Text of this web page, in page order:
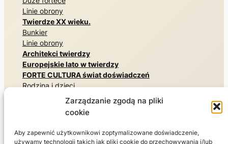
Zarządzanie zgodą na pliki
cookie
Aby zapewnić użytkownikowi zoptymalizowane doświadczenie,
używamy technologii takich jak pliki cookie do przechowywania i/lub
Ufortyfikowany zamek
Zapięty zamek
Duże fortece
Linie obrony
Twierdze XX wieku.
Bunkier
Linie obrony
Architekci twierdzy
FORTE CULTURA świat doświadczeń
Rodzina i dzieci
Tajne architektury